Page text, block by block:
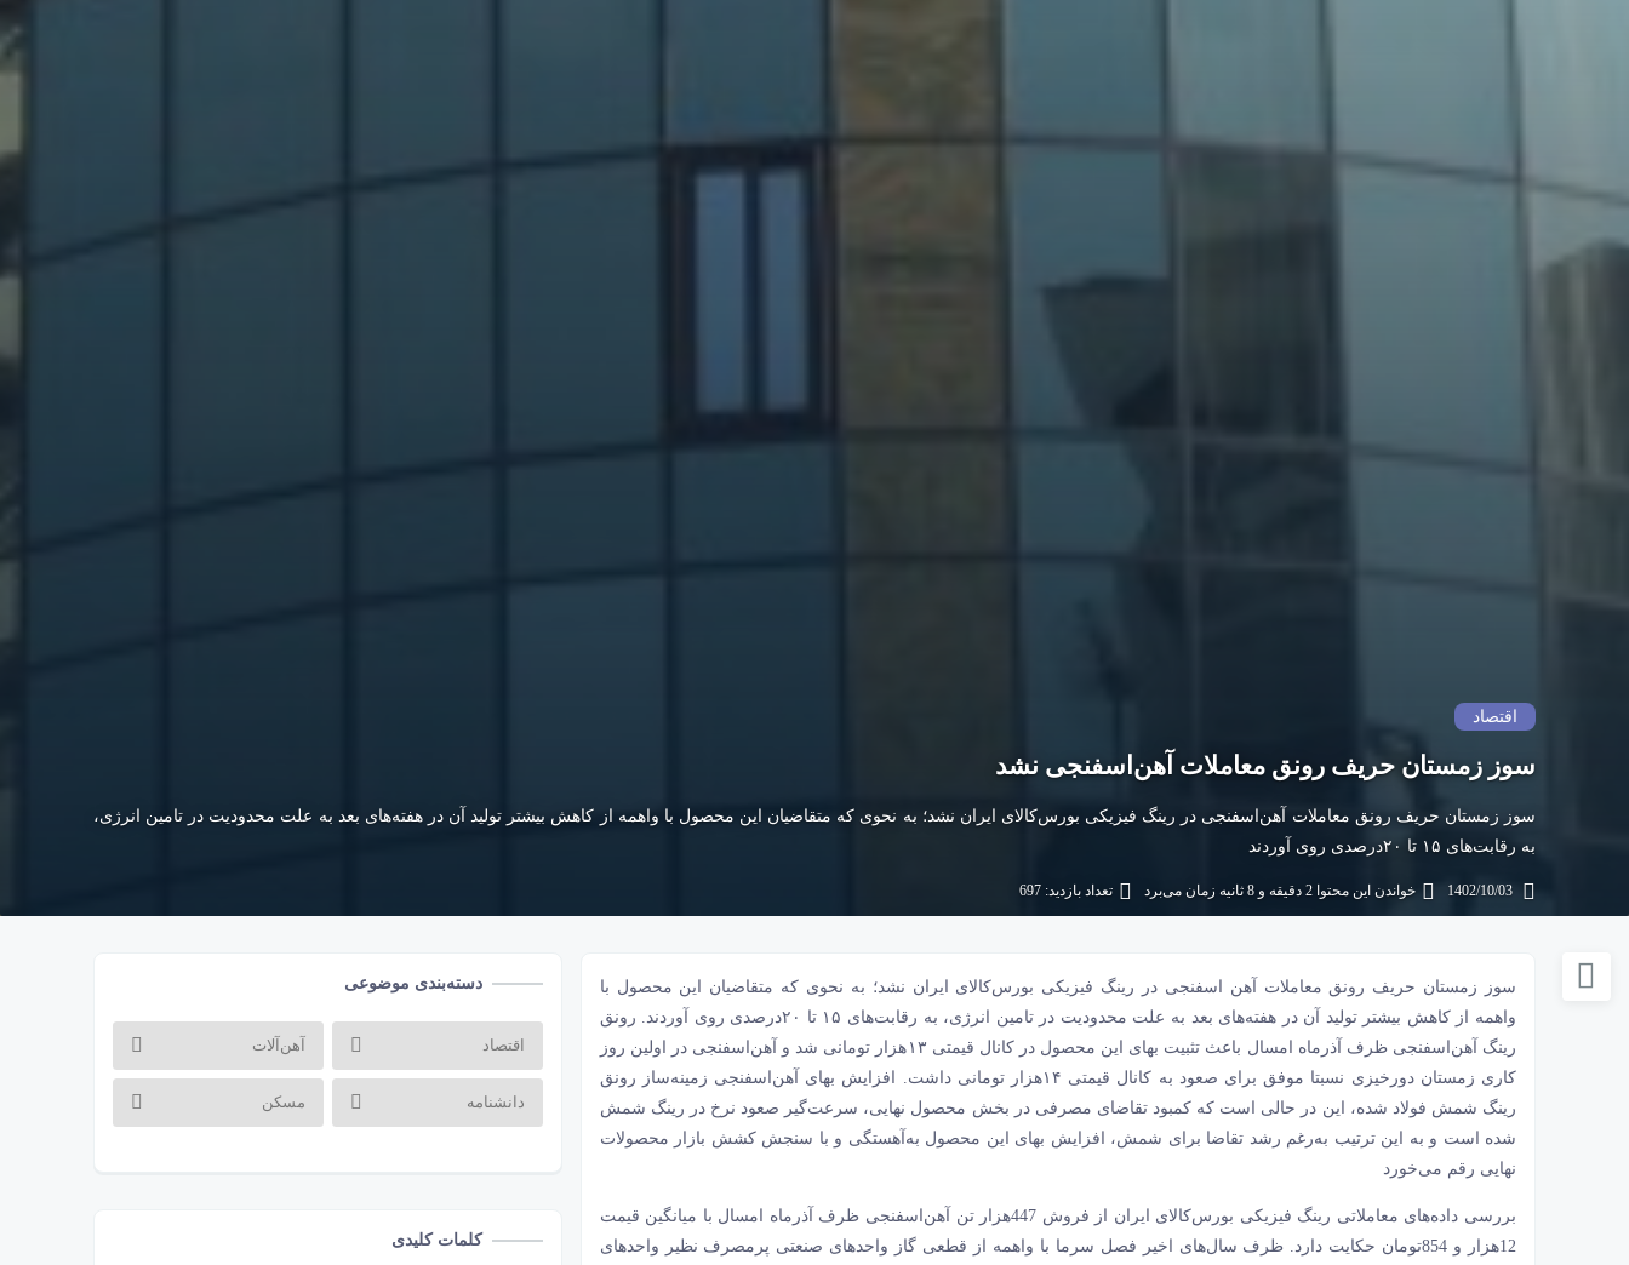
اقتصاد
سوز زمستان حریف رونق معاملات آهن‌‌‌اسفنجی نشد
سوز زمستان حریف رونق معاملات آهن‌‌‌اسفنجی در رینگ فیزیکی بورس‌کالای ایران نشد؛ به نحوی که متقاضیان این محصول با واهمه از کاهش بیشتر تولید آن در هفته‌‌‌های بعد به علت محدودیت در تامین انرژی،
به رقابت‌‌‌های ۱۵ تا ۲۰درصدی روی آوردند
خواندن این محتوا 2 دقیقه و 8 ثانیه زمان می‌برد تعداد بازدید: 697
سوز زمستان حریف رونق معاملات آهن‌‌‌ اسفنجی در رینگ فیزیکی بورس‌کالای ایران نشد؛ به نحوی که متقاضیان این محصول با
واهمه از کاهش بیشتر تولید آن در هفته‌‌‌های بعد به علت محدودیت در تامین انرژی، به رقابت‌‌‌های ۱۵ تا ۲۰درصدی روی آوردند. رونق
رینگ آهن‌‌‌اسفنجی ظرف آذرماه امسال باعث تثبیت بهای این محصول در کانال قیمتی ۱۳‌هزار تومانی شد و آهن‌‌‌اسفنجی در اولین روز
کاری زمستان دورخیزی نسبتا موفق برای صعود به کانال قیمتی ۱۴‌هزار تومانی داشت. افزایش بهای آهن‌‌‌اسفنجی زمینه‌‌‌ساز رونق
رینگ شمش فولاد شده، این در حالی است که کمبود تقاضای مصرفی در بخش محصول نهایی، سرعت‌‌‌گیر صعود نرخ در رینگ شمش
شده است و به این ترتیب به‌رغم رشد تقاضا برای شمش، افزایش بهای این محصول به‌آهستگی و با سنجش کشش بازار محصولات
نهایی رقم می‌‌‌خورد
بررسی داده‌‌‌های معاملاتی رینگ فیزیکی بورس‌کالای ایران از فروش 447‌هزار تن آهن‌‌‌اسفنجی ظرف آذرماه امسال با میانگین قیمت
12‌هزار و 854تومان حکایت دارد. ظرف سال‌های اخیر فصل سرما با واهمه از قطعی گاز واحدهای صنعتی پرمصرف نظیر واحدهای
دسته‌بندی موضوعی
آهن‌آلات اقتصاد
مسکن دانشنامه
کلمات کلیدی